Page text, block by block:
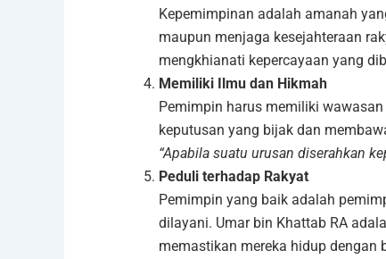
Kepemimpinan adalah amanah
maupun menjaga kesejahteraan
mengkhianati kepercayaan yang
Memiliki Ilmu dan Hikmah
Pemimpin harus memiliki
keputusan yang bijak dan
“Apabila suatu urusan diserahkan
Peduli terhadap Rakyat
Pemimpin yang baik adalah
dilayani. Umar bin Khattab RA
memastikan mereka hidup dengan